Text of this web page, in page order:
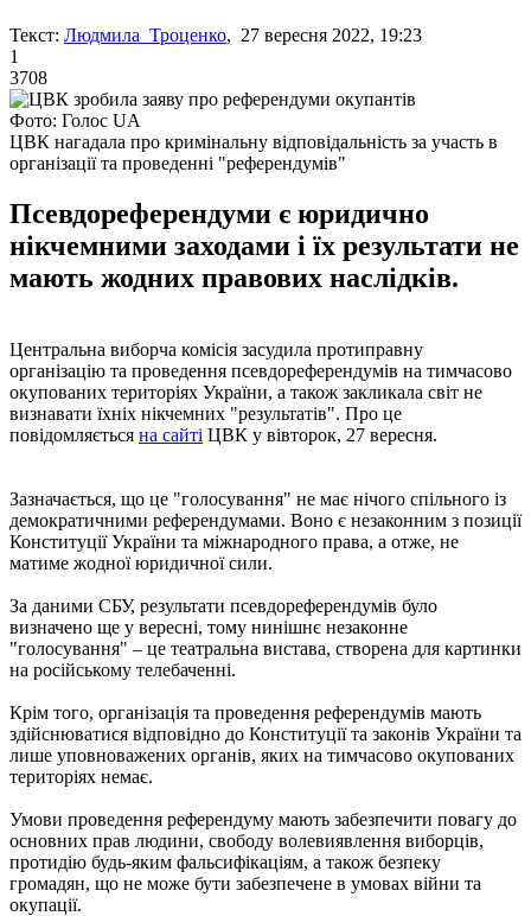
Текст: Людмила Троценко, 27 вересня 2022, 19:23
1
3708
Фото: Голос UA
ЦВК нагадала про кримінальну відповідальність за участь в
організації та проведенні "референдумів"
Псевдореферендуми є юридично
нікчемними заходами і їх результати не
мають жодних правових наслідків.
Центральна виборча комісія засудила протиправну
організацію та проведення псевдореферендумів на тимчасово
окупованих територіях України, а також закликала світ не
визнавати їхніх нікчемних "результатів". Про це
повідомляється на сайті ЦВК у вівторок, 27 вересня.
Зазначається, що це "голосування" не має нічого спільного із
демократичними референдумами. Воно є незаконним з позиції
Конституції України та міжнародного права, а отже, не
матиме жодної юридичної сили.
За даними СБУ, результати псевдореферендумів було
визначено ще у вересні, тому нинішнє незаконне
"голосування" – це театральна вистава, створена для картинки
на російському телебаченні.
Крім того, організація та проведення референдумів мають
здійснюватися відповідно до Конституції та законів України та
лише уповноважених органів, яких на тимчасово окупованих
територіях немає.
Умови проведення референдуму мають забезпечити повагу до
основних прав людини, свободу волевиявлення виборців,
протидію будь-яким фальсифікаціям, а також безпеку
громадян, що не може бути забезпечене в умовах війни та
окупації.